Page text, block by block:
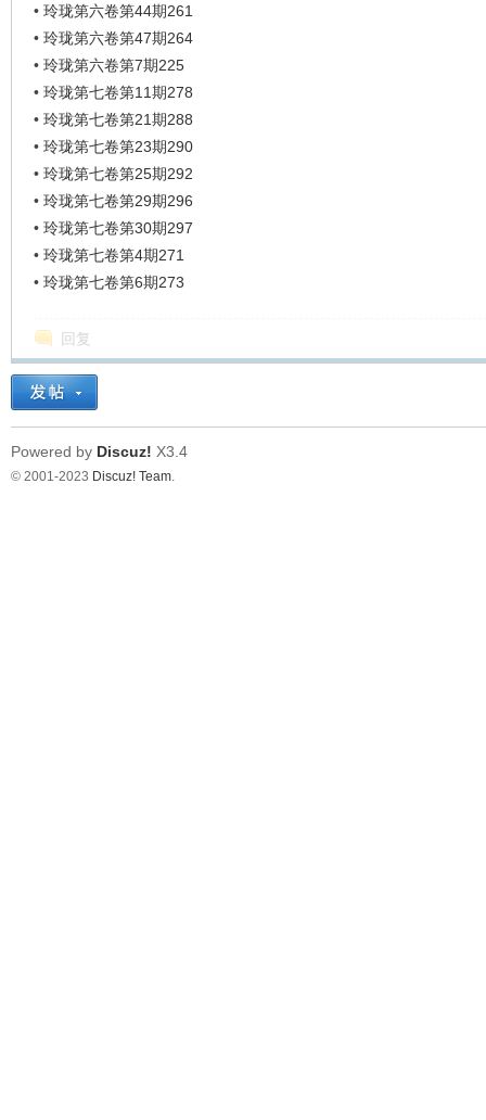
• 玲珑第六卷第44期261
• 玲珑第六卷第47期264
• 玲珑第六卷第7期225
• 玲珑第七卷第11期278
• 玲珑第七卷第21期288
• 玲珑第七卷第23期290
• 玲珑第七卷第25期292
• 玲珑第七卷第29期296
• 玲珑第七卷第30期297
• 玲珑第七卷第4期271
• 玲珑第七卷第6期273
回复
Powered by Discuz! X3.4
© 2001-2023 Discuz! Team.